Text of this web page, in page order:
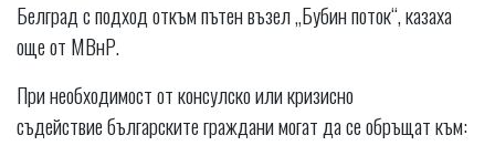
Белград с подход откъм пътен възел „Бубин поток“, казаха
още от МВнР.
При необходимост от консулско или кризисно
съдействие българските граждани могат да се обръщат към: